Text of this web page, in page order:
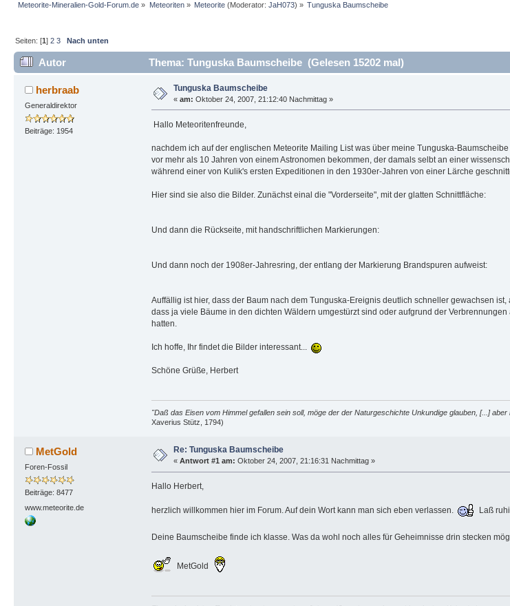
Meteorite-Mineralien-Gold-Forum.de » Meteoriten» Meteorite(Moderator: JaH073) » Tunguska Baumscheibe
Seiten: [1]2 3 Nach unten
Autor Thema: Tunguska Baumscheibe (Gelesen 15202 mal)
herbraab
Generaldirektor
Beiträge: 1954
Tunguska Baumscheibe
« am: Oktober 24, 2007, 21:12:40 Nachmittag »
Hallo Meteoritenfreunde,
nachdem ich auf der englischen Meteorite Mailing List was über meine Tunguska-
vor mehr als 10 Jahren von einem Astronomen bekommen, der damals selbt an einer
während einer von Kulik's ersten Expeditionen in den 1930er-Jahren von einer Lärche
Hier sind sie also die Bilder. Zunächst einal die "Vorderseite", mit der glatten Schnittfläche:
Und dann die Rückseite, mit handschriftlichen Markierungen:
Und dann noch der 1908er-Jahresring, der entlang der Markierung Brandspuren aufweist:
Auffällig ist hier, dass der Baum nach dem Tunguska-Ereignis deutlich schneller gewachsen
dass ja viele Bäume in den dichten Wäldern umgestürzt sind oder aufgrund der
hatten.
Ich hoffe, Ihr findet die Bilder interessant...
Schöne Grüße, Herbert
"Daß das Eisen vom Himmel gefallen sein soll, möge der der Naturgeschichte Unkundige glauben, [...]
Xaverius Stütz, 1794)
MetGold
Foren-Fossil
Beiträge: 8477
www.meteorite.de
Re: Tunguska Baumscheibe
« Antwort #1 am: Oktober 24, 2007, 21:16:31 Nachmittag »
Hallo Herbert,
herzlich willkommen hier im Forum. Auf dein Wort kann man sich eben verlassen. Laß
Deine Baumscheibe finde ich klasse. Was da wohl noch alles für Geheimnisse drin stecken
MetGold